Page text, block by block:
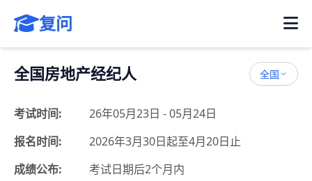
复问
全国房地产经纪人 全国
考试时间:
26年05月23日 - 05月24日
报名时间:
2026年3月30日起至4月20日止
成绩公布:
考试日期后2个月内